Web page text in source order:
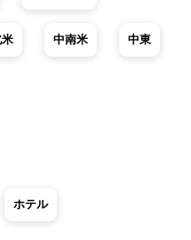
中南米 中東
ホテル